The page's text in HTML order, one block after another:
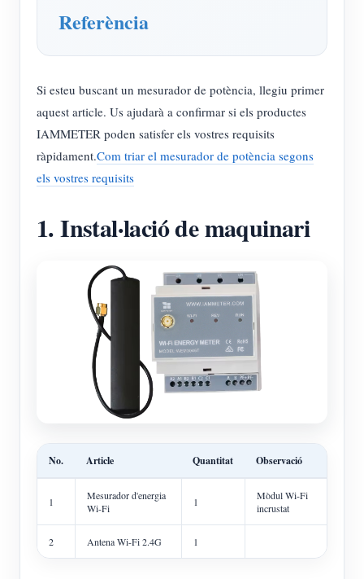
Referència
Si esteu buscant un mesurador de potència, llegiu primer
aquest article. Us ajudarà a confirmar si els productes
IAMMETER poden satisfer els vostres requisits
ràpidament.Com triar el mesurador de potència segons
els vostres requisits
1. Instal·lació de maquinari
No. Article Quantitat Observació
1
Mesurador d'energia
Wi-Fi
1
Mòdul Wi-Fi
incrustat
2 Antena Wi-Fi 2.4G 1